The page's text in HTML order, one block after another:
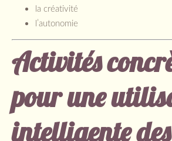
la créativité
l’autonomie
Activités
pour une
intelligente